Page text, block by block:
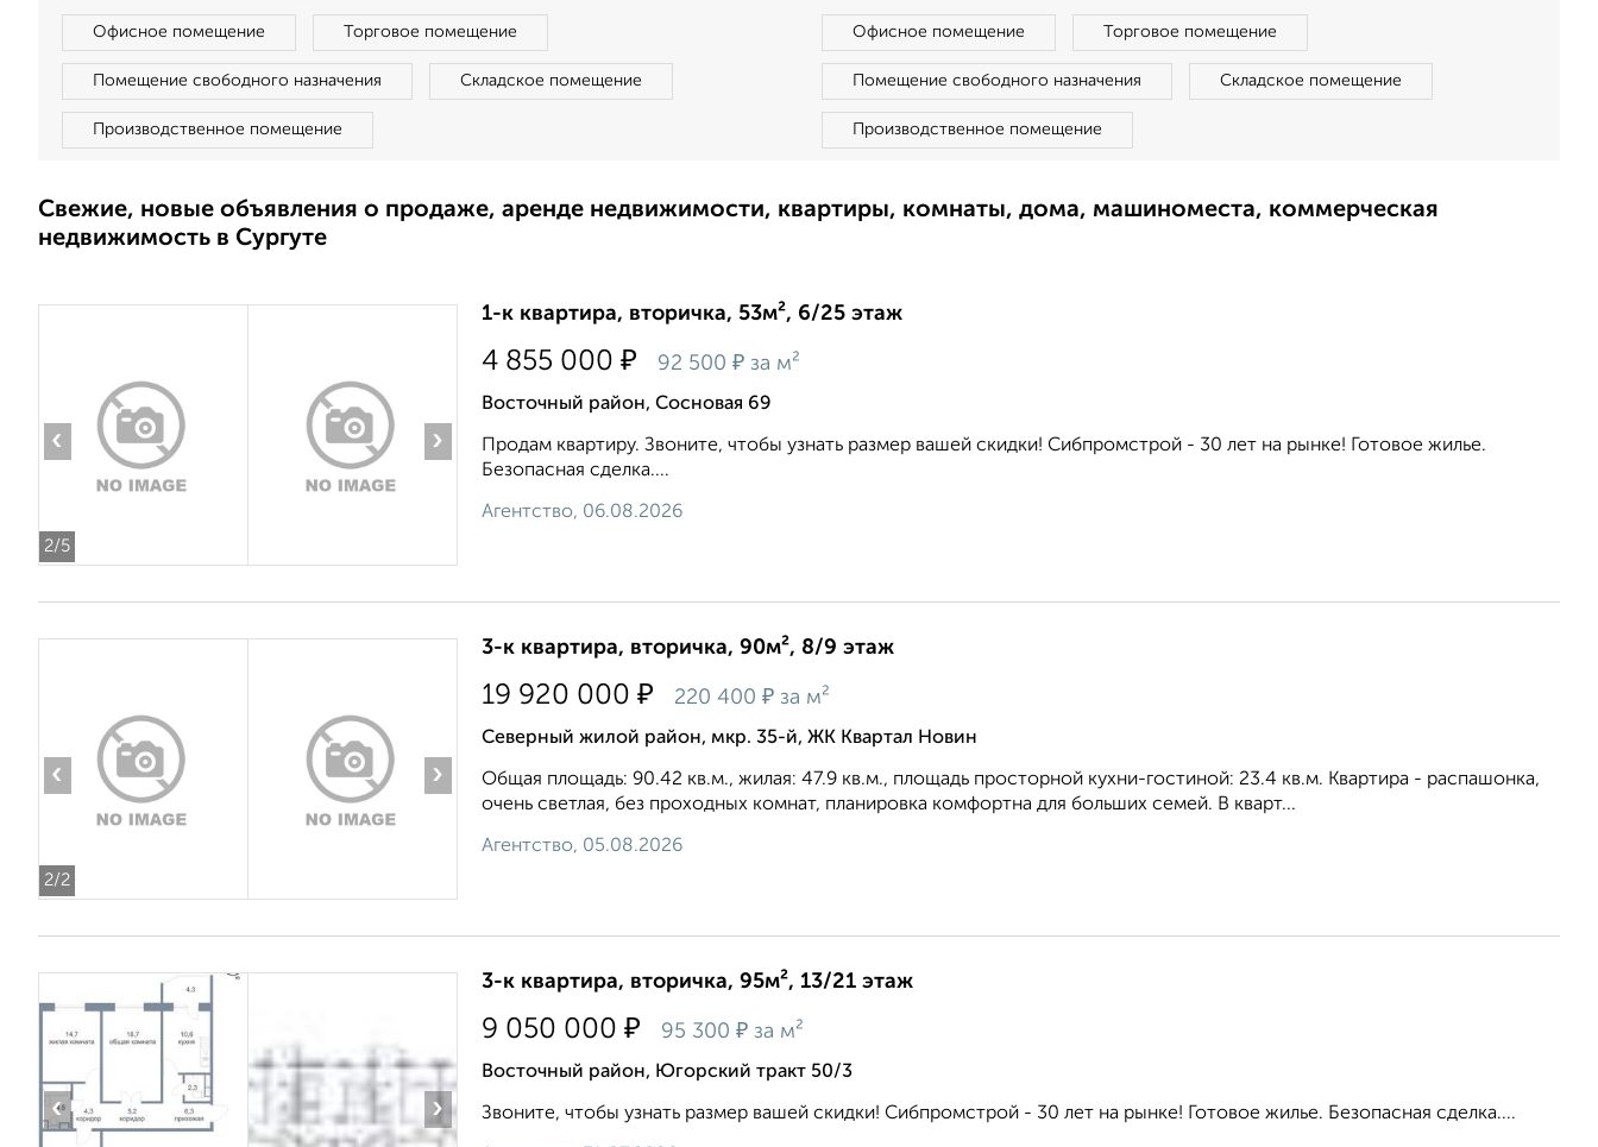
Офисное помещение Торговое помещение
Помещение свободного назначения Складское помещение
Производственное помещение
Офисное помещение Торговое помещение
Помещение свободного назначения Складское помещение
Производственное помещение
Свежие, новые объявления о продаже, аренде недвижимости, квартиры, комнаты, дома, машиноместа, коммерческая
недвижимость в Сургуте
2/5
‹ ›
1-к квартира, вторичка, 53м², 6/25 этаж
4 855 000 ₽ 92 500 ₽ за м²
Восточный район, Сосновая 69
Продам квартиру. Звоните, чтобы узнать размер вашей скидки! Сибпромстрой - 30 лет на рынке! Готовое жилье.
Безопасная сделка....
Агентство, 06.08.2026
2/2
‹ ›
3-к квартира, вторичка, 90м², 8/9 этаж
19 920 000 ₽ 220 400 ₽ за м²
Северный жилой район, мкр. 35-й, ЖК Квартал Новин
Общая площадь: 90.42 кв.м., жилая: 47.9 кв.м., площадь просторной кухни-гостиной: 23.4 кв.м. Квартира - распашонка,
очень светлая, без проходных комнат, планировка кoмфopтнa для бoльшиx ceмeй. В кварт...
Агентство, 05.08.2026
‹ ›
3-к квартира, вторичка, 95м², 13/21 этаж
9 050 000 ₽ 95 300 ₽ за м²
Восточный район, Югорский тракт 50/3
Звоните, чтобы узнать размер вашей скидки! Сибпромстрой - 30 лет на рынке! Готовое жилье. Безопасная сделка....